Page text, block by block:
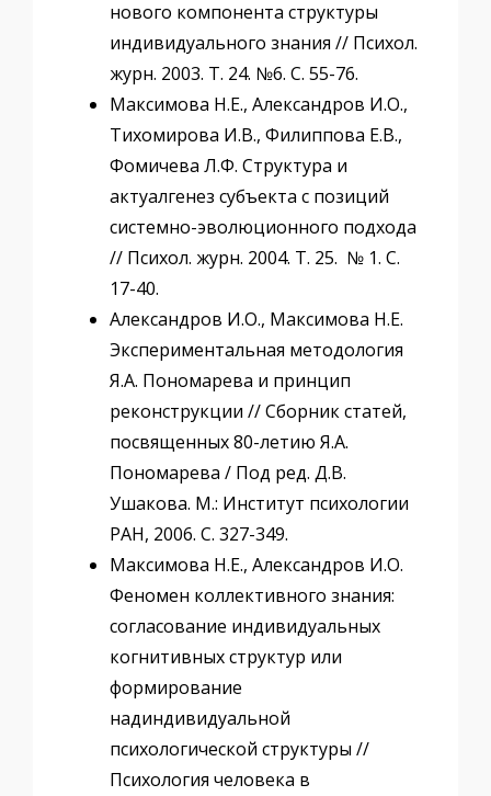
нового компонента структуры
индивидуального знания // Психол.
журн. 2003. Т. 24. №6. С. 55-76.
Максимова Н.Е., Александров И.О.,
Тихомирова И.В., Филиппова Е.В.,
Фомичева Л.Ф. Структура и
актуалгенез субъекта с позиций
системно-эволюционного подхода
// Психол. журн. 2004. Т. 25. № 1. С.
17-40.
Александров И.О., Максимова Н.Е.
Экспериментальная методология
Я.А. Пономарева и принцип
реконструкции // Сборник статей,
посвященных 80-летию Я.А.
Пономарева / Под ред. Д.В.
Ушакова. М.: Институт психологии
РАН, 2006. C. 327-349.
Максимова Н.Е., Александров И.О.
Феномен коллективного знания:
согласование индивидуальных
когнитивных структур или
формирование
надиндивидуальной
психологической структуры //
Психология человека в